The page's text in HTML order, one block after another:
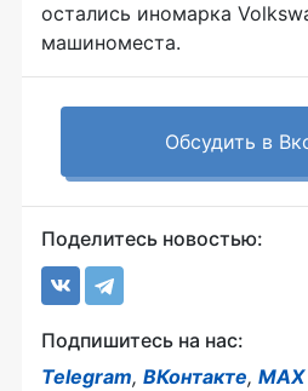
остались иномарка
машиноместа.
Обсудить в
Поделитесь новостью:
Подпишитесь на нас:
Telegram, ВКонтакте, MAX